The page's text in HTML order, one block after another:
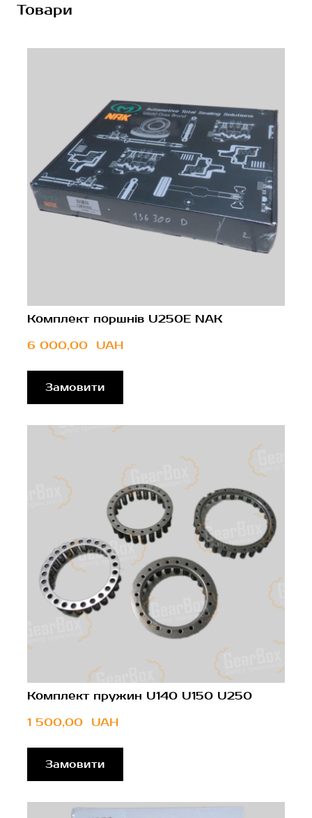
Товари
Комплект поршнів U250E NAK
6 000,00  UAH
Замовити
Комплект пружин U140 U150 U250
1 500,00  UAH
Замовити